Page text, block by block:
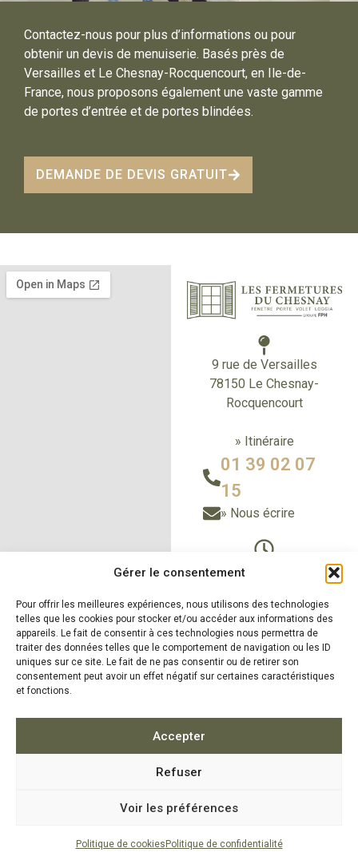
Gérer le consentement
Pour offrir les meilleures expériences, nous utilisons des technologies
telles que les cookies pour stocker et/ou accéder aux informations des
appareils. Le fait de consentir à ces technologies nous permettra de
traiter des données telles que le comportement de navigation ou les ID
uniques sur ce site. Le fait de ne pas consentir ou de retirer son
consentement peut avoir un effet négatif sur certaines caractéristiques
et fonctions.
Accepter
Refuser
Voir les préférences
Politique de cookies Politique de confidentialité
Contactez-nous pour plus d’informations ou pour
obtenir un devis de menuiserie. Basés près de
Versailles et Le Chesnay-Rocquencourt, en Ile-de-
France, nous proposons également une vaste gamme
de portes d’entrée et de portes blindées.
DEMANDE DE DEVIS GRATUIT
9 rue de Versailles
78150 Le Chesnay-
Rocquencourt
» Itinéraire
01 39 02 07
15
» Nous écrire
Du Lundi au vendredi
et de 14h à 18h
Le samedi sur RDV
réalisations
» Zones
d'intervention
Actualités
|POLITIQUE DE CONFIDENTIALITÉ